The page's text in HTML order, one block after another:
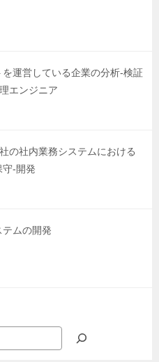
運営している企業の分析-検証
エンジニア
の社内業務システムにおける
守-開発
ムの開発